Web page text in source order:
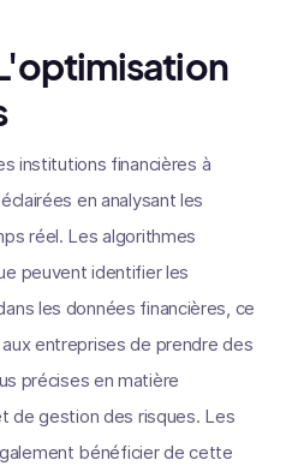
institutions financières à
en analysant les
réel. Les algorithmes
peuvent identifier les
les données financières, ce
entreprises de prendre des
précises en matière
de gestion des risques. Les
bénéficier de cette